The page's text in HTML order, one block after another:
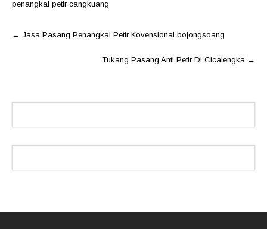
penangkal petir cangkuang
Post
← Jasa Pasang Penangkal Petir Kovensional bojongsoang
Tukang Pasang Anti Petir Di Cicalengka →